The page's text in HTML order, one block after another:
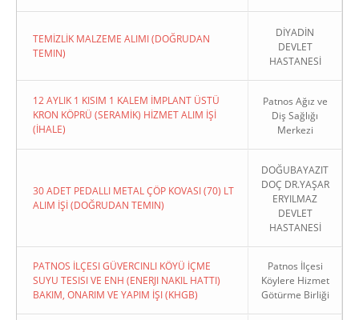
TEMİZLİK MALZEME ALIMI (DOĞRUDAN
TEMIN)
DİYADİN
DEVLET
HASTANESİ
12 AYLIK 1 KISIM 1 KALEM İMPLANT ÜSTÜ
KRON KÖPRÜ (SERAMİK) HİZMET ALIM İŞİ
(İHALE)
Patnos Ağız ve
Diş Sağlığı
Merkezi
30 ADET PEDALLI METAL ÇÖP KOVASI (70) LT
ALIM İŞİ (DOĞRUDAN TEMIN)
DOĞUBAYAZIT
DOÇ DR.YAŞAR
ERYILMAZ
DEVLET
HASTANESİ
PATNOS İLÇESI GÜVERCINLI KÖYÜ İÇME
SUYU TESISI VE ENH (ENERJI NAKIL HATTI)
BAKIM, ONARIM VE YAPIM İŞI (KHGB)
Patnos İlçesi
Köylere Hizmet
Götürme Birliği